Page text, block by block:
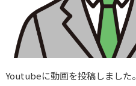
Youtubeに動画を投稿しました。